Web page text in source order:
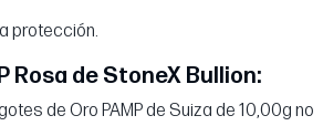
protección.
Rosa de StoneX Bullion:
de Oro PAMP de Suiza de 10,00g no